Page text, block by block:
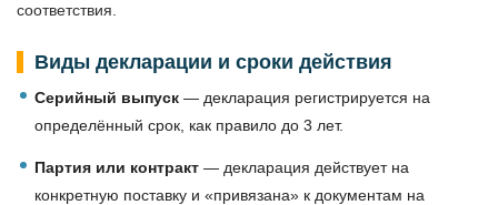
соответствия.
Виды декларации и сроки действия
Серийный выпуск — декларация регистрируется на
определённый срок, как правило до 3 лет.
Партия или контракт — декларация действует на
конкретную поставку и «привязана» к документам на